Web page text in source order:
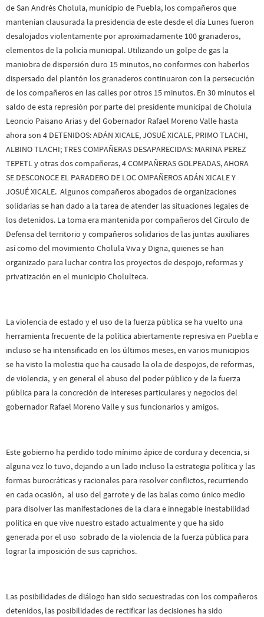
de San Andrés Cholula, municipio de Puebla, los compañeros que
mantenían clausurada la presidencia de este desde el día Lunes fueron
desalojados violentamente por aproximadamente 100 granaderos,
elementos de la policía municipal. Utilizando un golpe de gas la
maniobra de dispersión duro 15 minutos, no conformes con haberlos
dispersado del plantón los granaderos continuaron con la persecución
de los compañeros en las calles por otros 15 minutos. En 30 minutos el
saldo de esta represión por parte del presidente municipal de Cholula
Leoncio Paisano Arias y del Gobernador Rafael Moreno Valle hasta
ahora son 4 DETENIDOS: ADÁN XICALE, JOSUÉ XICALE, PRIMO TLACHI,
ALBINO TLACHI; TRES COMPAÑERAS DESAPARECIDAS: MARINA PEREZ
TEPETL y otras dos compañeras, 4 COMPAÑERAS GOLPEADAS, AHORA
SE DESCONOCE EL PARADERO DE LOC OMPAÑEROS ADÁN XICALE Y
JOSUÉ XICALE. Algunos compañeros abogados de organizaciones
solidarias se han dado a la tarea de atender las situaciones legales de
los detenidos. La toma era mantenida por compañeros del Círculo de
Defensa del territorio y compañeros solidarios de las juntas auxiliares
así como del movimiento Cholula Viva y Digna, quienes se han
organizado para luchar contra los proyectos de despojo, reformas y
privatización en el municipio Cholulteca.
La violencia de estado y el uso de la fuerza pública se ha vuelto una
herramienta frecuente de la política abiertamente represiva en Puebla e
incluso se ha intensificado en los últimos meses, en varios municipios
se ha visto la molestia que ha causado la ola de despojos, de reformas,
de violencia, y en general el abuso del poder público y de la fuerza
pública para la concreción de intereses particulares y negocios del
gobernador Rafael Moreno Valle y sus funcionarios y amigos.
Este gobierno ha perdido todo mínimo ápice de cordura y decencia, si
alguna vez lo tuvo, dejando a un lado incluso la estrategia política y las
formas burocráticas y racionales para resolver conflictos, recurriendo
en cada ocasión, al uso del garrote y de las balas como único medio
para disolver las manifestaciones de la clara e innegable inestabilidad
política en que vive nuestro estado actualmente y que ha sido
generada por el uso sobrado de la violencia de la fuerza pública para
lograr la imposición de sus caprichos.
Las posibilidades de diálogo han sido secuestradas con los compañeros
detenidos, las posibilidades de rectificar las decisiones ha sido